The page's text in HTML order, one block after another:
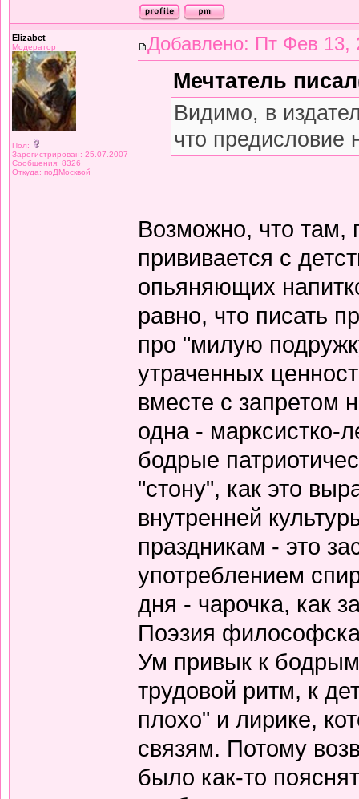
Elizabet
Модератор
Пол:
Зарегистрирован: 25.07.2007
Сообщения: 8326
Откуда: поДМосквой
Добавлено: Пт Фев 13,
Мечтатель
Видимо, в
что предисловие
Возможно, что там,
прививается с
опьяняющих
равно, что писать
про "милую
утраченных
вместе с запретом
одна - марксистко-
бодрые
"стону", как это
внутренней
праздникам - это
употреблением
дня - чарочка, как
Поэзия
Ум привык к
трудовой ритм, к
плохо" и лирике,
связям. Потому
было как-то